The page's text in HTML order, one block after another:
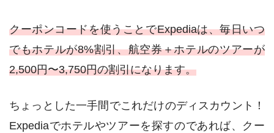
クーポンコードを使うことでExpediaは、毎日いつ
でもホテルが8%割引、航空券＋ホテルのツアーが
2,500円〜3,750円の割引になります。
ちょっとした一手間でこれだけのディスカウント！
Expediaでホテルやツアーを探すのであれば、クー